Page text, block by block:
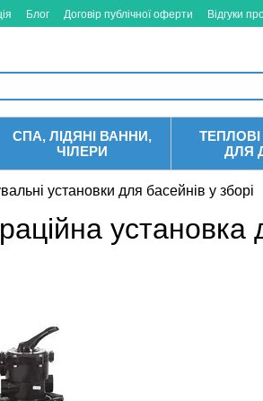
Блог Договір публічної оферти Відгуки
СПА, ЛІДЯНІ ВАННИ,
ЧІЛЕРИ
ДЛЯ
установки для басейнів у зборі
установка